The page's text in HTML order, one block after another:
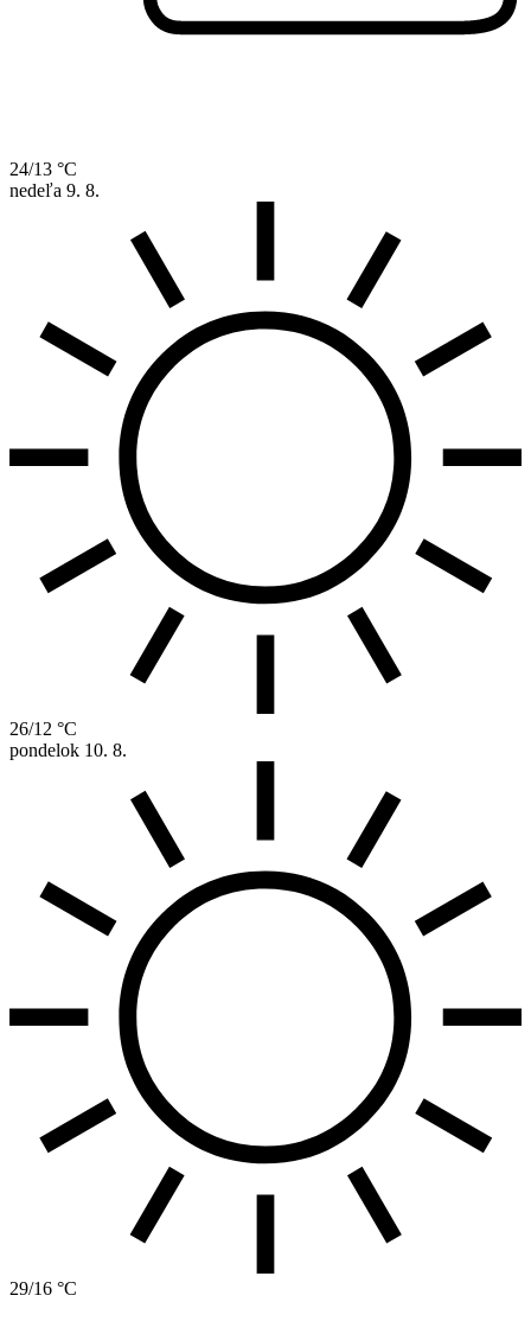
24/13 °C
nedeľa 9. 8.
26/12 °C
pondelok 10. 8.
29/16 °C